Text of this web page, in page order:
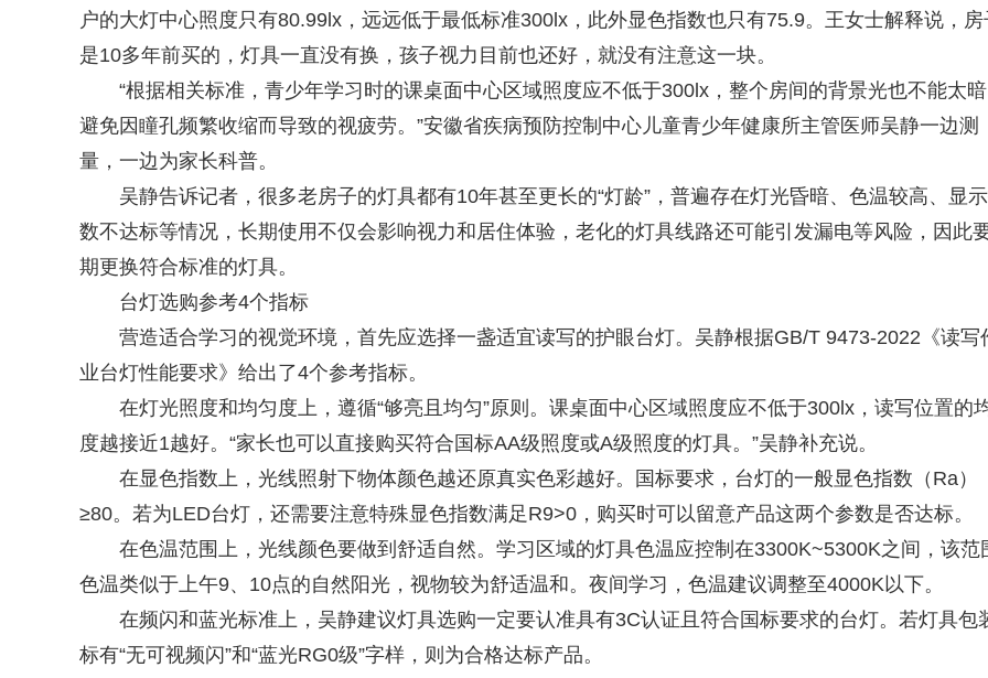
户的大灯中心照度只有80.99lx，远远低于最低标准300lx，此外显色指数也只有75.9。王女士解释说，房
是10多年前买的，灯具一直没有换，孩子视力目前也还好，就没有注意这一块。
“根据相关标准，青少年学习时的课桌面中心区域照度应不低于300lx，整个房间的背景光也不能太暗
避免因瞳孔频繁收缩而导致的视疲劳。”安徽省疾病预防控制中心儿童青少年健康所主管医师吴静一边测
量，一边为家长科普。
吴静告诉记者，很多老房子的灯具都有10年甚至更长的“灯龄”，普遍存在灯光昏暗、色温较高、显
数不达标等情况，长期使用不仅会影响视力和居住体验，老化的灯具线路还可能引发漏电等风险，因此
期更换符合标准的灯具。
台灯选购参考4个指标
营造适合学习的视觉环境，首先应选择一盏适宜读写的护眼台灯。吴静根据GB/T 9473-2022《读写
业台灯性能要求》给出了4个参考指标。
在灯光照度和均匀度上，遵循“够亮且均匀”原则。课桌面中心区域照度应不低于300lx，读写位置的
度越接近1越好。“家长也可以直接购买符合国标AA级照度或A级照度的灯具。”吴静补充说。
在显色指数上，光线照射下物体颜色越还原真实色彩越好。国标要求，台灯的一般显色指数（Ra）‌
≥80。若为LED台灯，还需要注意特殊显色指数满足R9>0，购买时可以留意产品这两个参数是否达标。
在色温范围上，光线颜色要做到舒适自然。学习区域的灯具色温应控制在3300K~5300K之间，该范
色温类似于上午9、10点的自然阳光，视物较为舒适温和。夜间学习，色温建议调整至4000K以下。
在频闪和蓝光标准上，吴静建议灯具选购一定要认准具有3C认证且符合国标要求的台灯。若灯具包
标有“无可视频闪”和“蓝光RG0级”字样，则为合格达标产品。